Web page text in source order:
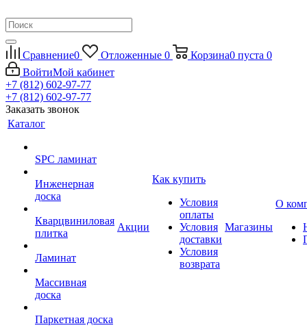
Сравнение0 Отложенные 0 Корзина0 пуста 0
ВойтиМой кабинет
+7 (812) 602-97-77
+7 (812) 602-97-77
Заказать звонок
Каталог
SPC ламинат
Инженерная
доска
Кварцвиниловая
плитка
Ламинат
Массивная
доска
Паркетная доска
Акции
Как купить
Условия
оплаты
Условия
доставки
Условия
возврата
Магазины
О